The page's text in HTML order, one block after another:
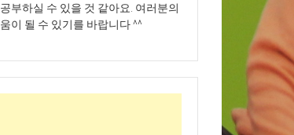
부하실 수 있을 것 같아요. 여러분의
이 될 수 있기를 바랍니다 ^^